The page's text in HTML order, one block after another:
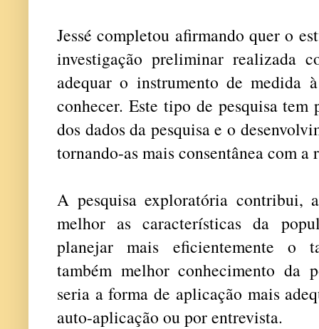
Jessé completou afirmando quer o
investigação preliminar realizada
adequar o instrumento de medida
conhecer. Este tipo de pesquisa
dos dados da pesquisa e o
tornando-as mais consentânea com a
A pesquisa exploratória contribui,
melhor as características da
planejar mais eficientemente o
também melhor conhecimento da
seria a forma de aplicação mais
auto-aplicação ou por entrevista.